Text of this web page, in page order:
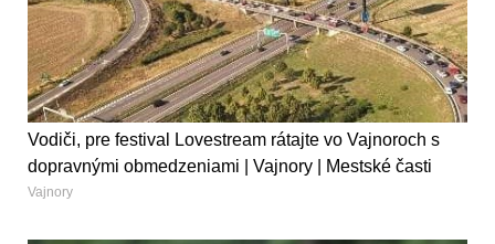
Vodiči, pre festival Lovestream rátajte vo Vajnoroch s
dopravnými obmedzeniami | Vajnory | Mestské časti
Vajnory